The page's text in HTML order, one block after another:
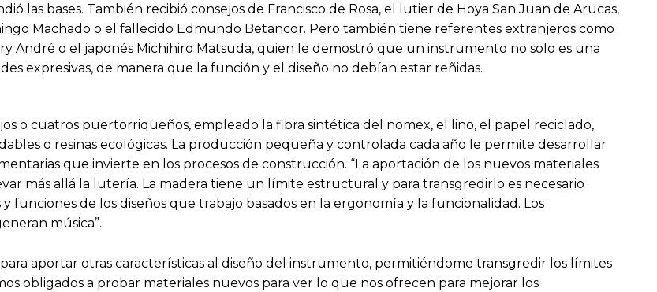
las bases. También recibió consejos de Francisco de Rosa, el lutier de Hoya San Juan de Arucas,
Machado o el fallecido Edmundo Betancor. Pero también tiene referentes extranjeros como
André o el japonés Michihiro Matsuda, quien le demostró que un instrumento no solo es una
expresivas, de manera que la función y el diseño no debían estar reñidas.
o cuatros puertorriqueños, empleado la fibra sintética del nomex, el lino, el papel reciclado,
o resinas ecológicas. La producción pequeña y controlada cada año le permite desarrollar
que invierte en los procesos de construcción. “La aportación de los nuevos materiales
más allá la lutería. La madera tiene un límite estructural y para transgredirlo es necesario
de los diseños que trabajo basados en la ergonomía y la funcionalidad. Los
música”.
aportar otras características al diseño del instrumento, permitiéndome transgredir los límites
obligados a probar materiales nuevos para ver lo que nos ofrecen para mejorar los